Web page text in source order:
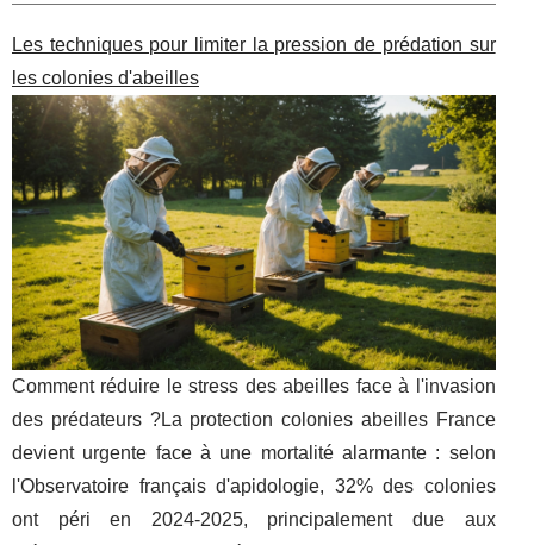
Les techniques pour limiter la pression de prédation sur
les colonies d'abeilles
Comment réduire le stress des abeilles face à l'invasion
des prédateurs ?La protection colonies abeilles France
devient urgente face à une mortalité alarmante : selon
l'Observatoire français d'apidologie, 32% des colonies
ont péri en 2024-2025, principalement due aux